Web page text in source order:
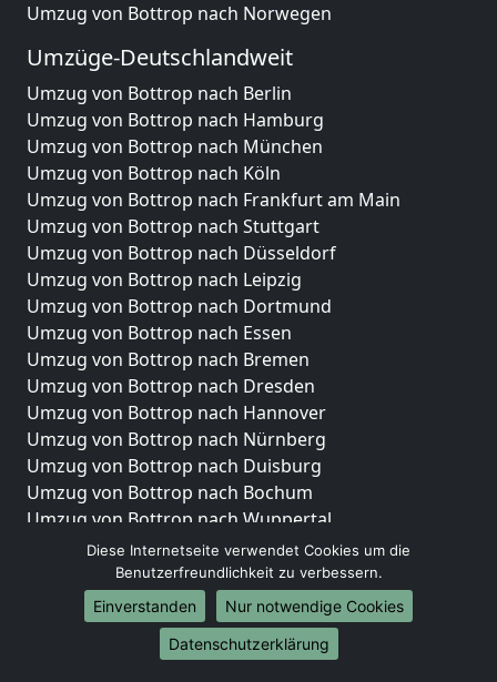
Umzug von Bottrop nach Norwegen
Umzüge-Deutschlandweit
Umzug von Bottrop nach Berlin
Umzug von Bottrop nach Hamburg
Umzug von Bottrop nach München
Umzug von Bottrop nach Köln
Umzug von Bottrop nach Frankfurt am Main
Umzug von Bottrop nach Stuttgart
Umzug von Bottrop nach Düsseldorf
Umzug von Bottrop nach Leipzig
Umzug von Bottrop nach Dortmund
Umzug von Bottrop nach Essen
Umzug von Bottrop nach Bremen
Umzug von Bottrop nach Dresden
Umzug von Bottrop nach Hannover
Umzug von Bottrop nach Nürnberg
Umzug von Bottrop nach Duisburg
Umzug von Bottrop nach Bochum
Umzug von Bottrop nach Wuppertal
Umzug von Bottrop nach Bielefeld
Umzug von Bottrop nach Bonn
Umzug von Bottrop nach Münster
Internationale-Umzüge
Diese Internetseite verwendet Cookies um die
Benutzerfreundlichkeit zu verbessern.
Einverstanden
Nur notwendige Cookies
Datenschutzerklärung